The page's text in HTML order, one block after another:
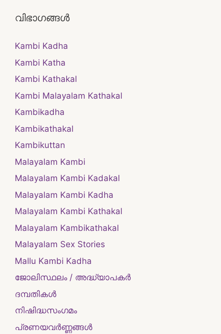
വിഭാഗങ്ങൾ
Kambi Kadha
Kambi Katha
Kambi Kathakal
Kambi Malayalam Kathakal
Kambikadha
Kambikathakal
Kambikuttan
Malayalam Kambi
Malayalam Kambi Kadakal
Malayalam Kambi Kadha
Malayalam Kambi Kathakal
Malayalam Kambikathakal
Malayalam Sex Stories
Mallu Kambi Kadha
ജോലിസ്ഥലം / അദ്ധ്യാപകർ
ദമ്പതികള്‍
നിഷിദ്ധസംഗമം
പ്രണയവർണ്ണങ്ങൾ